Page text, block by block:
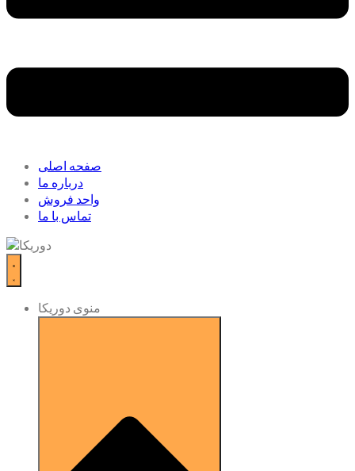
صفحه اصلی
درباره ما
واحد فروش
تماس با ما
منوی دوریکا